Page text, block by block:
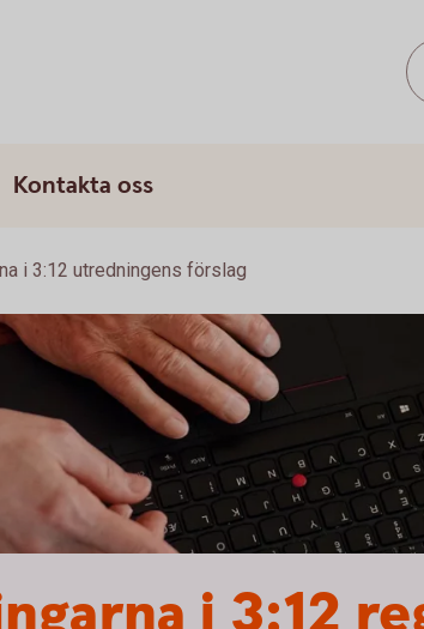
Kontakta oss
i 3:12 utredningens förslag